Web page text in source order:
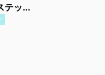
テッ...